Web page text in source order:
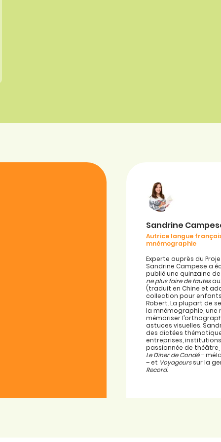
Sandrine
Autrice langue
mnémographie
Experte auprès du
Sandrine Campese a
publié une quinzaine
ne plus faire de fautes
(traduit en Chine et
collection pour
Robert. La plupart de
la mnémographie,
mémoriser
astuces visuelles.
des dictées
entreprises,
passionnée de
Le Dîner de Condé–
– et Voyageurssur la
Record.